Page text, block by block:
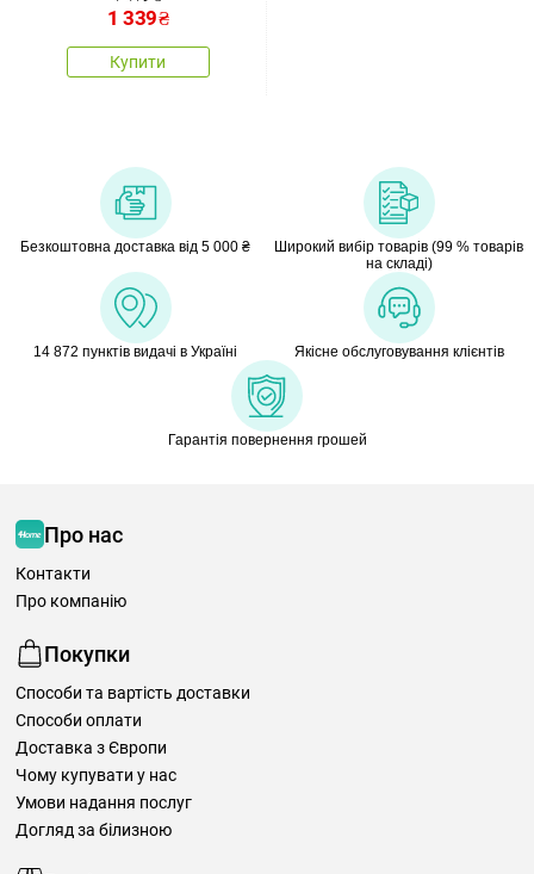
1 339₴
Купити
Безкоштовна доставка від 5 000 ₴
Широкий вибір товарів (99 % товарів
на складі)
14 872 пунктів видачі в Україні Якісне обслуговування клієнтів
Гарантія повернення грошей
Про нас
Контакти
Про компанію
Покупки
Способи та вартість доставки
Способи оплати
Доставка з Європи
Чому купувати у нас
Умови надання послуг
Догляд за білизною